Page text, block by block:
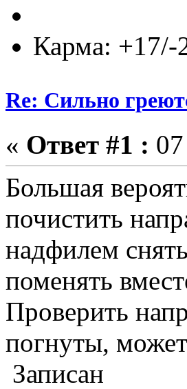
Карма: +17/-
Re: Сильно
« Ответ #1 :
Большая
почистить
надфилем
поменять
Проверить
погнуты,
Записан